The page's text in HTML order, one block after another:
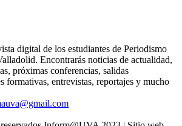
digital de los estudiantes de Periodismo
Encontrarás noticias de actualidad,
próximas conferencias, salidas
formativas, entrevistas, reportajes y mucho